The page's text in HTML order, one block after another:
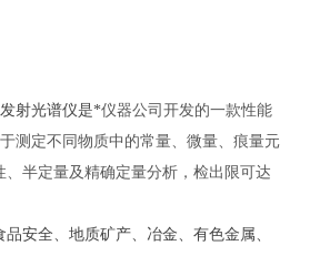
射光谱仪是*仪器公司开发的一款性能
测定不同物质中的常量、微量、痕量元
半定量及精确定量分析，检出限可达
安全、地质矿产、冶金、有色金属、